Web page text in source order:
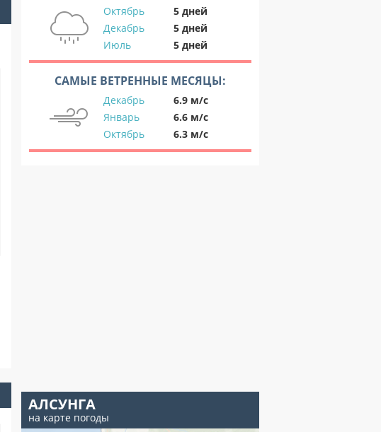
Октябрь
5 дней
Декабрь
5 дней
Июль
5 дней
САМЫЕ ВЕТРЕННЫЕ МЕСЯЦЫ:
Декабрь
6.9 м/с
Январь
6.6 м/с
Октябрь
6.3 м/с
АЛСУНГА
на карте погоды